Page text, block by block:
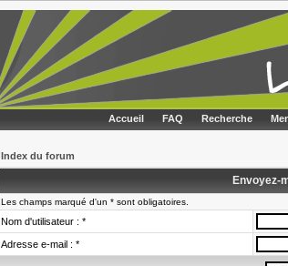
Accueil FAQ Recherche
Index du forum
Envoyez-
Les champs marqué d'un * sont obligatoires.
Nom d'utilisateur : *
Adresse e-mail : *